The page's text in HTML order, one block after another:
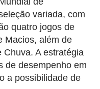
variada, com
quatro jogos de
Macios, além de
A estratégia
de desempenho em
a possibilidade de